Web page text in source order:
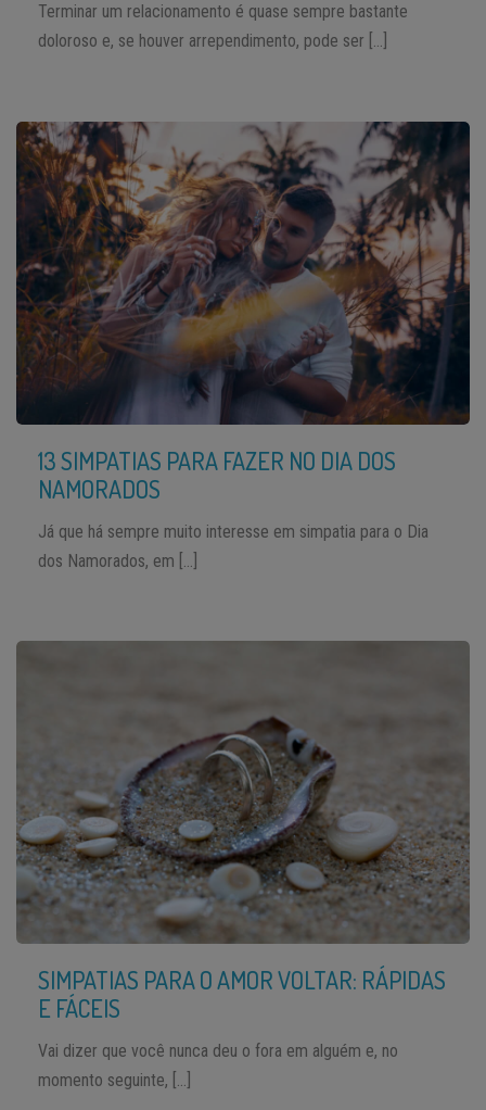
Terminar um relacionamento é quase sempre bastante
doloroso e, se houver arrependimento, pode ser […]
13 SIMPATIAS PARA FAZER NO DIA DOS
NAMORADOS
Já que há sempre muito interesse em simpatia para o Dia
dos Namorados, em […]
SIMPATIAS PARA O AMOR VOLTAR: RÁPIDAS
E FÁCEIS
Vai dizer que você nunca deu o fora em alguém e, no
momento seguinte, […]